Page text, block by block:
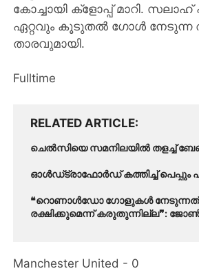
കോച്ചായി ക്ളോപ്പ് മാറി. സലാഹ്
ഏറ്റവും കൂടുതൽ ഗോൾ നേടുന്ന
താരവുമായി.
Fulltime
RELATED ARTICLE
ചെൽസിയെ സമനിലയിൽ തളച്ച്
ഓൾഡ്ട്രാഫോർഡ് കത്തിച്ച് പെപ്പും
❝റൊണാൾഡോ ഗോളുകൾ നേടുന്നത്
രക്ഷിക്കുമെന്ന് കരുതുന്നില്ല❞:
Manchester United - 0